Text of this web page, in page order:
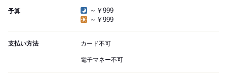
予算
～￥999
～￥999
支払い方法 カード不可
電子マネー不可